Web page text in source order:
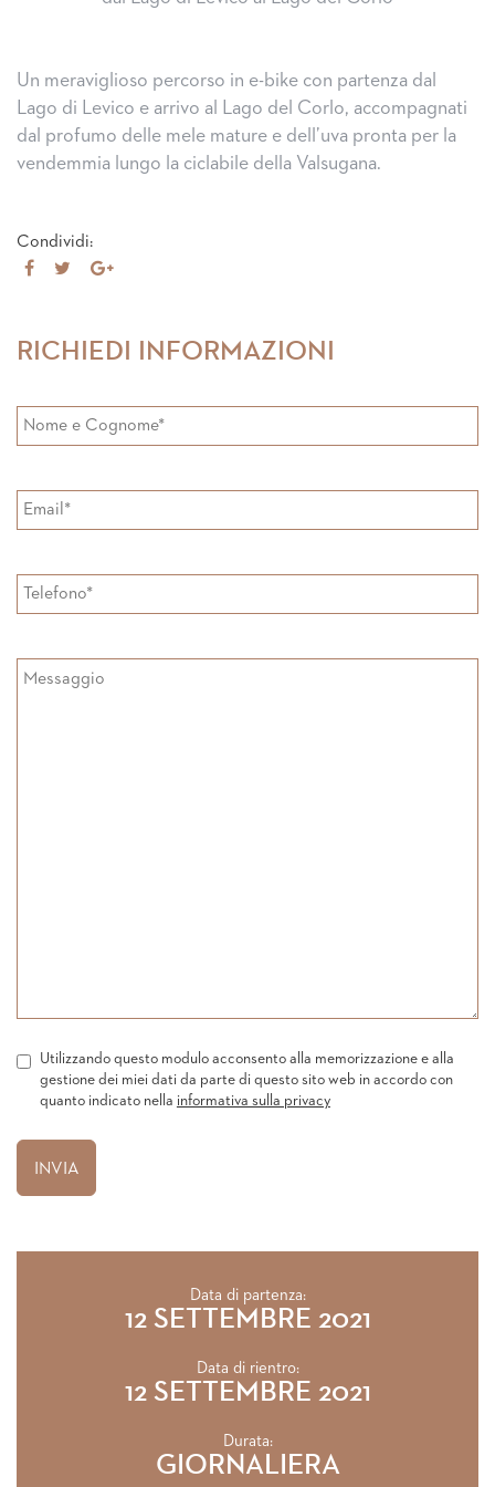
Un meraviglioso percorso in e-bike con partenza dal
Lago di Levico e arrivo al Lago del Corlo, accompagnati
dal profumo delle mele mature e dell’uva pronta per la
vendemmia lungo la ciclabile della Valsugana.
Condividi:
Share TweetShare
RICHIEDI INFORMAZIONI
Utilizzando questo modulo acconsento alla memorizzazione e alla
gestione dei miei dati da parte di questo sito web in accordo con
quanto indicato nella informativa sulla privacy
Data di partenza:
12 SETTEMBRE 2021
Data di rientro:
12 SETTEMBRE 2021
Durata:
GIORNALIERA